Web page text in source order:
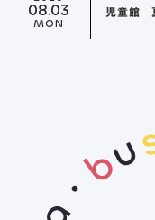
08.03
MON
児童館